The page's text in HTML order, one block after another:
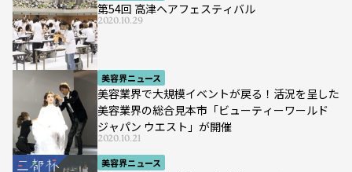
第54回 高津ヘアフェスティバル
2020.10.29
美容界ニュース
美容業界で大規模イベントが戻る！活況を呈した
美容業界の総合見本市「ビューティーワールド
ジャパン ウエスト」が開催
2020.10.21
美容界ニュース